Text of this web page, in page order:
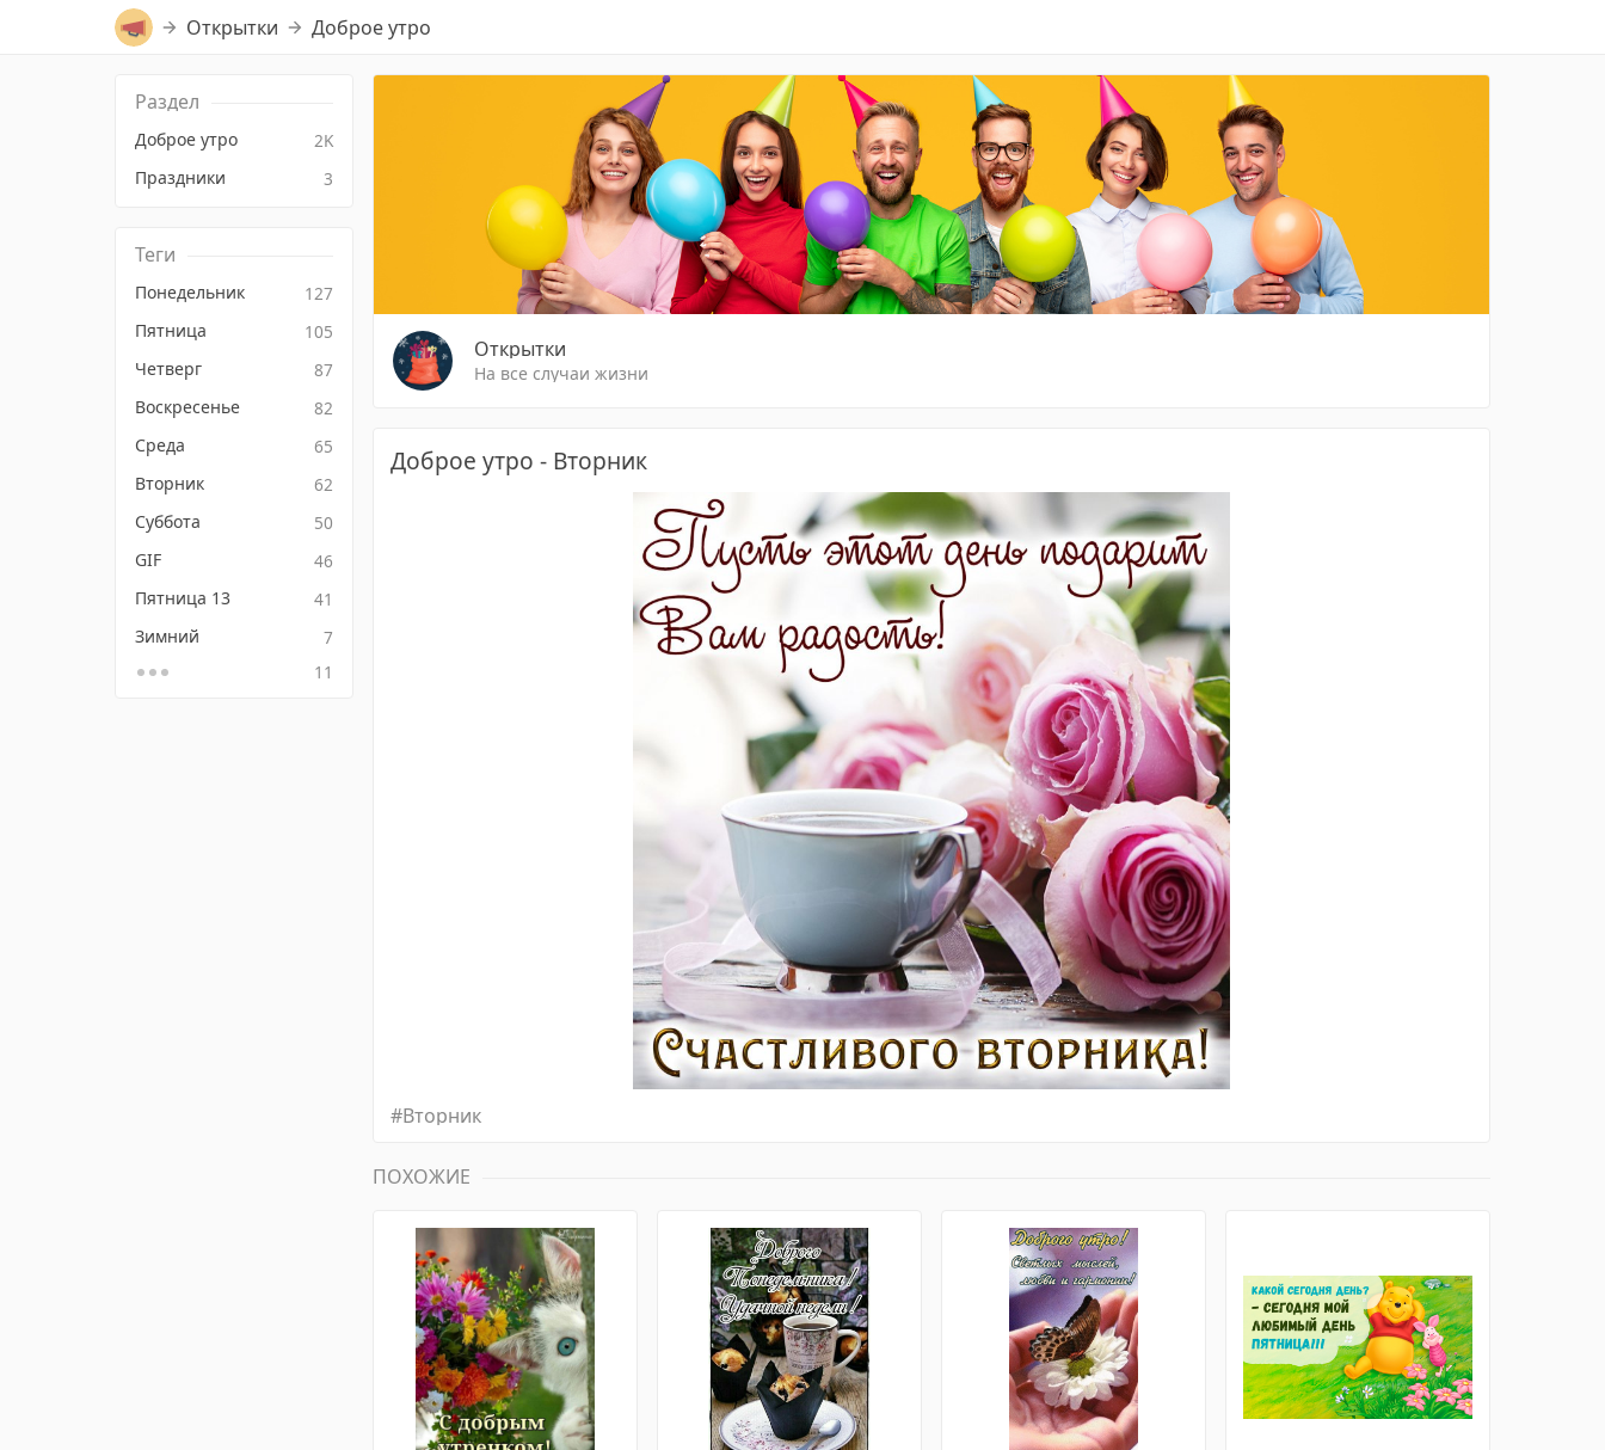
Открытки Доброе утро
Раздел
Доброе утро
2K
Праздники
3
Теги
Понедельник
127
Пятница
105
Четверг
87
Воскресенье
82
Среда
65
Вторник
62
Суббота
50
GIF
46
Пятница 13
41
Зимний
7
11
Открытки
На все случаи жизни
Доброе утро - Вторник
#Вторник
ПОХОЖИЕ